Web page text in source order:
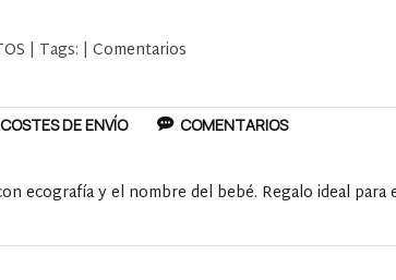
| Tags: | Comentarios
COSTES DE ENVÍO COMENTARIOS
ecografía y el nombre del bebé. Regalo ideal para